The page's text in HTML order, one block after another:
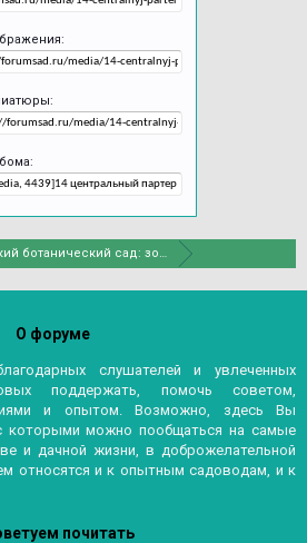
ботанический сад: зоны
О форуме
слушателей и увлеченных
поддержать, помочь советом,
и опытом. Возможно, здесь Вы
которыми можно пообщаться на самые
и дачной жизни, в доброжелательной
относятся и к опытным садоводам, и к
почитать